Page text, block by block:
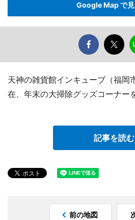
Google Map で
天神の雑貨館インキューブ（福岡
在、年末の大掃除グッズコーナー
記事を読む
前の地図